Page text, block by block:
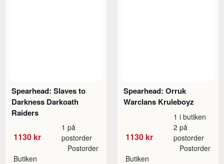
Spearhead: Slaves to
Darkness Darkoath
Raiders
1130 kr
1 på
postorder
Butiken
Postorder
Spearhead: Orruk
Warclans Kruleboyz
1130 kr
1 i butiken
2 på
postorder
Butiken
Postorder